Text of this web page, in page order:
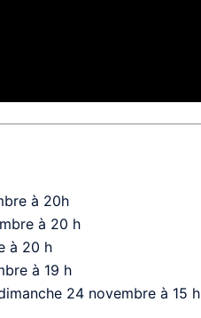
à 20h
à 20 h
à 20 h
à 19 h
24 novembre à 15 h